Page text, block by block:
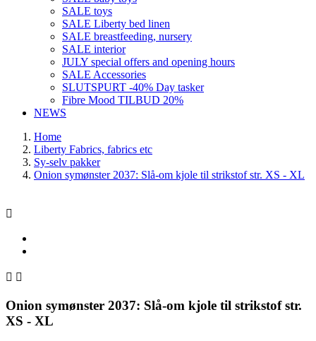
SALE toys
SALE Liberty bed linen
SALE breastfeeding, nursery
SALE interior
JULY special offers and opening hours
SALE Accessories
SLUTSPURT -40% Day tasker
Fibre Mood TILBUD 20%
NEWS
Home
Liberty Fabrics, fabrics etc
Sy-selv pakker
Onion symønster 2037: Slå-om kjole til strikstof str. XS - XL

 
Onion symønster 2037: Slå-om kjole til strikstof str.
XS - XL